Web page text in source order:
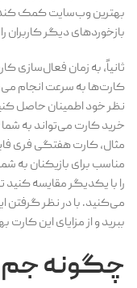
بهترین وب‌سایت کمک کند.
بازخوردهای دیگر کاربران
ثانیاً، به زمان فعال‌سازی
کارت‌ها به سرعت انجام
نظر خود اطمینان حاصل
خرید کارت می‌تواند به
مناسب برای بازیکنان به
را با یکدیگر مقایسه
می‌کنید. با در نظر گرفتن
ببرید و از مزایای این کارت
چگونه جم